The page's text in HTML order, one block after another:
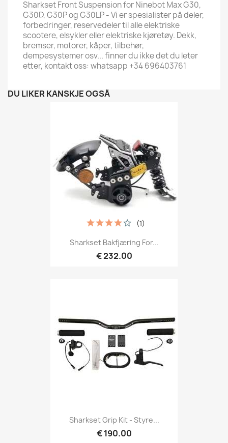
Sharkset Front Suspension for Ninebot Max G30,
G30D, G30P og G30LP - Vi er spesialister på deler,
forbedringer, reservedeler til alle elektriske
scootere, elsykler eller elektriske kjøretøy. Dekk,
bremser, motorer, kåper, tilbehør,
dempesystemer osv... finner du ikke det du leter
etter, kontakt oss: whatsapp +34 696403761
DU LIKER KANSKJE OGSÅ
Sharkset Bakfjæring For...
€ 232.00
(1)
Sharkset Grip Kit - Styre...
€ 190.00